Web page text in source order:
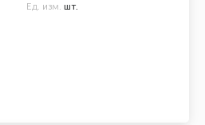
Ед. изм. шт.